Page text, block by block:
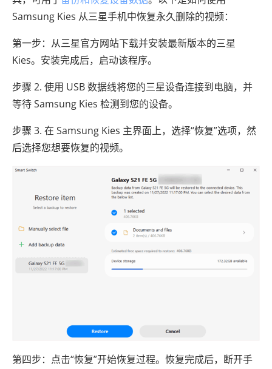
Samsung Kies 从三星手机中恢复永久删除的视频：
第一步：从三星官方网站下载并安装最新版本的三星
Kies。安装完成后，启动该程序。
步骤 2. 使用 USB 数据线将您的三星设备连接到电脑，并
等待 Samsung Kies 检测到您的设备。
步骤 3. 在 Samsung Kies 主界面上，选择“恢复”选项，然
后选择您想要恢复的视频。
第四步：点击“恢复”开始恢复过程。恢复完成后，断开手